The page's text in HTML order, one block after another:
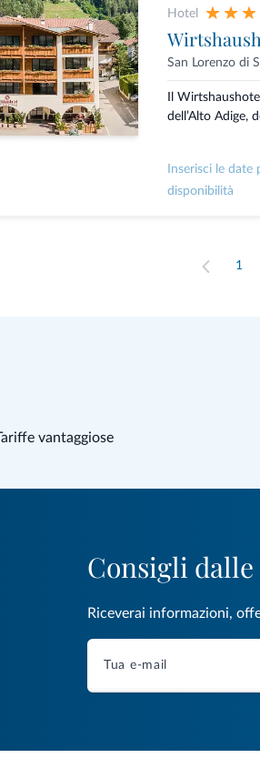
Hotel
San Lorenzo di
Il
dell’Alto Adige,
Inserisci le date
disponibilità
1
vantaggiose
Consigli
Riceverai informazioni,